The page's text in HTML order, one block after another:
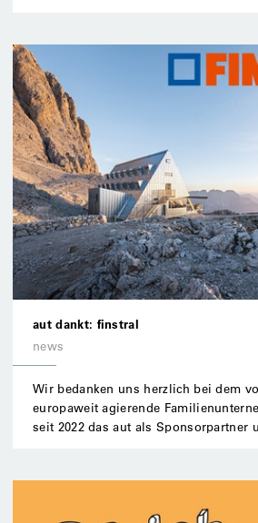
aut dankt: finstral
news
Wir bedanken uns herzlich bei dem
europaweit agierende
seit 2022 das aut als Sponsorpartner